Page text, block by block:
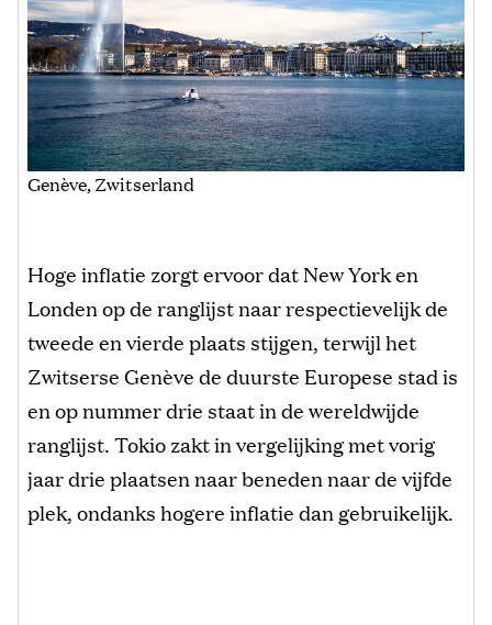
Genève, Zwitserland
Hoge inflatie zorgt ervoor dat New York en
Londen op de ranglijst naar respectievelijk de
tweede en vierde plaats stijgen, terwijl het
Zwitserse Genève de duurste Europese stad is
en op nummer drie staat in de wereldwijde
ranglijst. Tokio zakt in vergelijking met vorig
jaar drie plaatsen naar beneden naar de vijfde
plek, ondanks hogere inflatie dan gebruikelijk.